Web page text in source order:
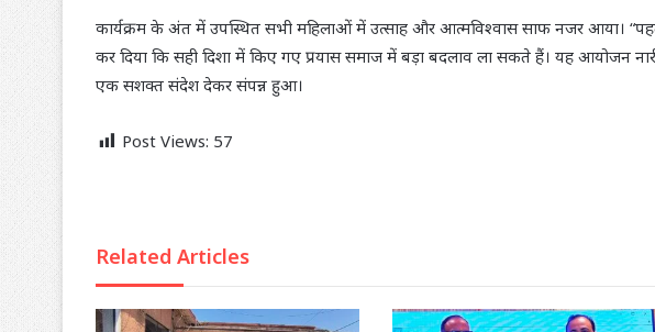
कार्यक्रम के अंत में उपस्थित सभी महिलाओं में उत्साह और आत्मविश्वास साफ नजर आया।
कर दिया कि सही दिशा में किए गए प्रयास समाज में बड़ा बदलाव ला सकते हैं। यह आयोजन
एक सशक्त संदेश देकर संपन्न हुआ।
Post Views: 57
Related Articles